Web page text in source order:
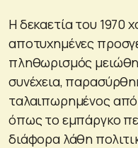
Η δεκαετία του 1970
αποτυχημένες
πληθωρισμός
συνέχεια,
ταλαιπωρημένος
όπως το εμπάργκο
διάφορα λάθη